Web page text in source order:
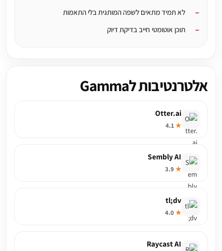
לא תמיד מתאים לשפה המותגית בלי התאמות
תוכן אוטומטי חייב בדיקת דיוק
אלטרנטיבות לGamma
Otter.ai
★
Sembly AI
★
tl;dv
★
Raycast AI